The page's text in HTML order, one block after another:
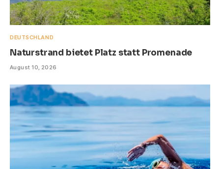
DEUTSCHLAND
Naturstrand bietet Platz statt Promenade
August 10, 2026